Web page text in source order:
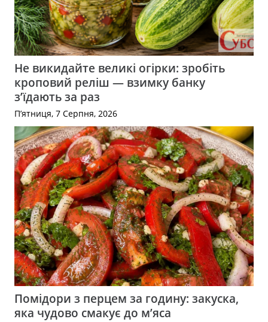
Не викидайте великі огірки: зробіть
кроповий реліш — взимку банку
з’їдають за раз
П’ятниця, 7 Серпня, 2026
Помідори з перцем за годину: закуска,
яка чудово смакує до м’яса